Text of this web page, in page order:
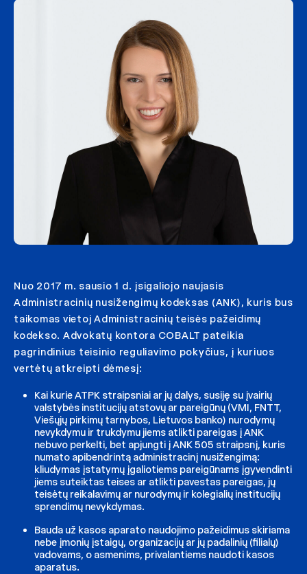
Nuo 2017 m. sausio 1 d. įsigaliojo naujasis
Administracinių nusižengimų kodeksas (ANK), kuris bus
taikomas vietoj Administracinių teisės pažeidimų
kodekso. Advokatų kontora COBALT pateikia
pagrindinius teisinio reguliavimo pokyčius, į kuriuos
vertėtų atkreipti dėmesį:
Kai kurie ATPK straipsniai ar jų dalys, susiję su įvairių
valstybės institucijų atstovų ar pareigūnų (VMI, FNTT,
Viešųjų pirkimų tarnybos, Lietuvos banko) nurodymų
nevykdymu ir trukdymu jiems atlikti pareigas į ANK
nebuvo perkelti, bet apjungti į ANK 505 straipsnį, kuris
numato apibendrintą administracinį nusižengimą:
kliudymas įstatymų įgaliotiems pareigūnams įgyvendinti
jiems suteiktas teises ar atlikti pavestas pareigas, jų
teisėtų reikalavimų ar nurodymų ir kolegialių institucijų
sprendimų nevykdymas.
Bauda už kasos aparato naudojimo pažeidimus skiriama
nebe įmonių įstaigų, organizacijų ar jų padalinių (filialų)
vadovams, o asmenims, privalantiems naudoti kasos
aparatus.